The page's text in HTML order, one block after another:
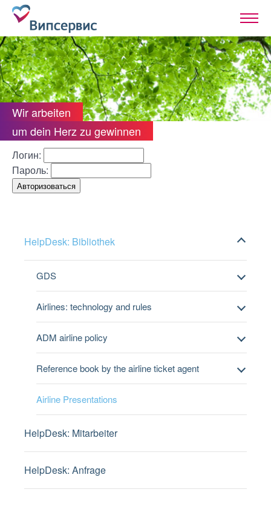
Wir arbeiten
um dein Herz zu gewinnen
Логин:
Пароль:
HelpDesk: Bibliothek
GDS
Airlines: technology and rules
ADM airline policy
Reference book by the airline ticket agent
Airline Presentations
HelpDesk: Mitarbeiter
HelpDesk: Anfrage